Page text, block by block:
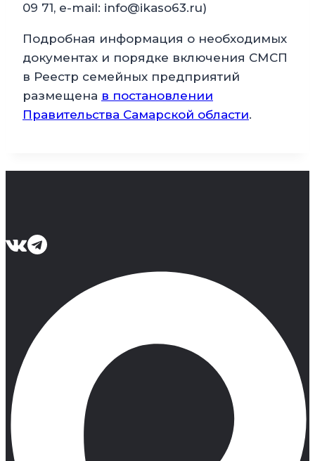
09 71, e-mail: info@ikaso63.ru)
Подробная информация о необходимых
документах и порядке включения СМСП
в Реестр семейных предприятий
размещена в постановлении
Правительства Самарской области.